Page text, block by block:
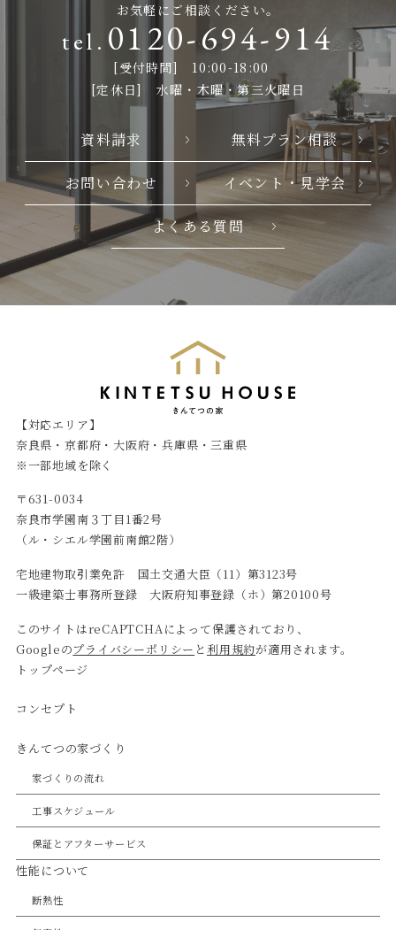
お気軽にご相談ください。
0120-694-914
[受付時間] 10:00-18:00
[定休日] 水曜・木曜・第三火曜日
資料請求 無料プラン相談
お問い合わせ イベント・見学会
よくある質問
【対応エリア】
奈良県・京都府・大阪府・兵庫県・三重県
※一部地域を除く
〒631-0034
奈良市学園南３丁目1番2号
（ル・シエル学園前南館2階）
宅地建物取引業免許 国土交通大臣（11）第3123号
一級建築士事務所登録 大阪府知事登録（ホ）第20100号
このサイトはreCAPTCHAによって保護されており、
Googleのプライバシーポリシー と 利用規約が適用されます。
トップページ
コンセプト
きんてつの家づくり
家づくりの流れ
工事スケジュール
保証とアフターサービス
性能について
断熱性